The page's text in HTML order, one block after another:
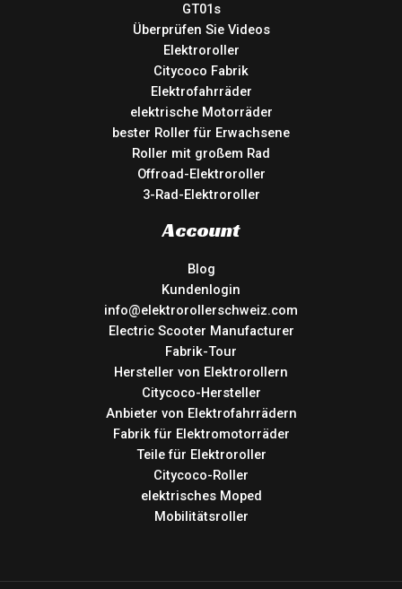
GT01s
Überprüfen Sie Videos
Elektroroller
Citycoco Fabrik
Elektrofahrräder
elektrische Motorräder
bester Roller für Erwachsene
Roller mit großem Rad
Offroad-Elektroroller
3-Rad-Elektroroller
Account
Blog
Kundenlogin
info@elektrorollerschweiz.com
Electric Scooter Manufacturer
Fabrik-Tour
Hersteller von Elektrorollern
Citycoco-Hersteller
Anbieter von Elektrofahrrädern
Fabrik für Elektromotorräder
Teile für Elektroroller
Citycoco-Roller
elektrisches Moped
Mobilitätsroller